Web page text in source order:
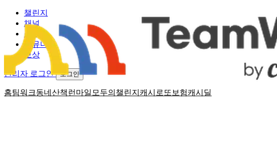
홈팀워크동네산책 런마일 모두의챌린지 캐시로또 보험캐시딜
챌린지
채널
소식
커뮤니티
보상
관리자 로그인 로그인